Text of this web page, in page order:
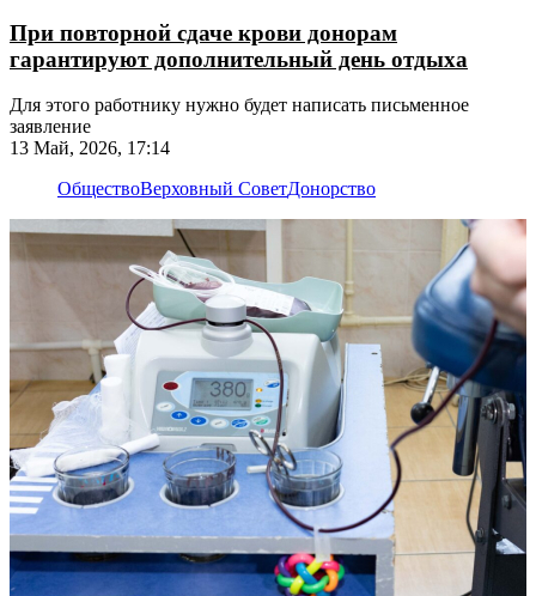
При повторной сдаче крови донорам
гарантируют дополнительный день отдыха
Для этого работнику нужно будет написать письменное
заявление
13 Май, 2026, 17:14
ОбществоВерховный СоветДонорство